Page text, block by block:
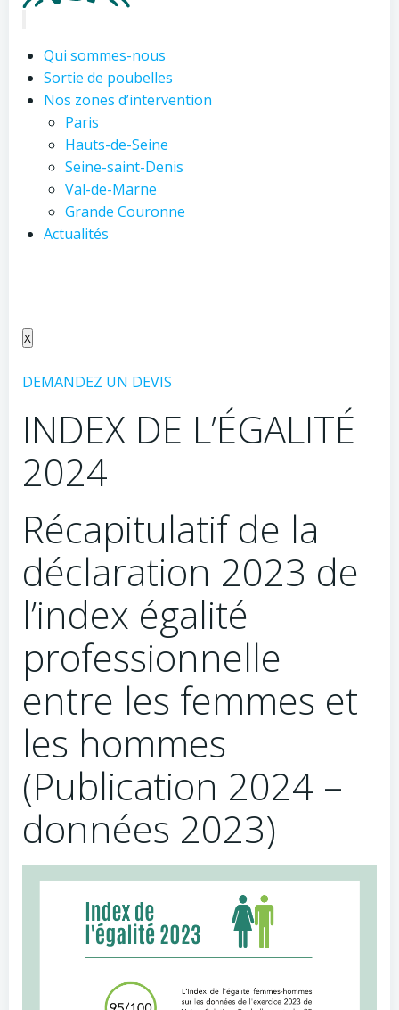
Qui sommes-nous
Sortie de poubelles
Nos zones d’intervention
Paris
Hauts-de-Seine
Seine-saint-Denis
Val-de-Marne
Grande Couronne
Actualités
X
DEMANDEZ UN DEVIS
INDEX DE L’ÉGALITÉ
2024
Récapitulatif de la
déclaration 2023 de
l’index égalité
professionnelle
entre les femmes et
les hommes
(Publication 2024 –
données 2023)